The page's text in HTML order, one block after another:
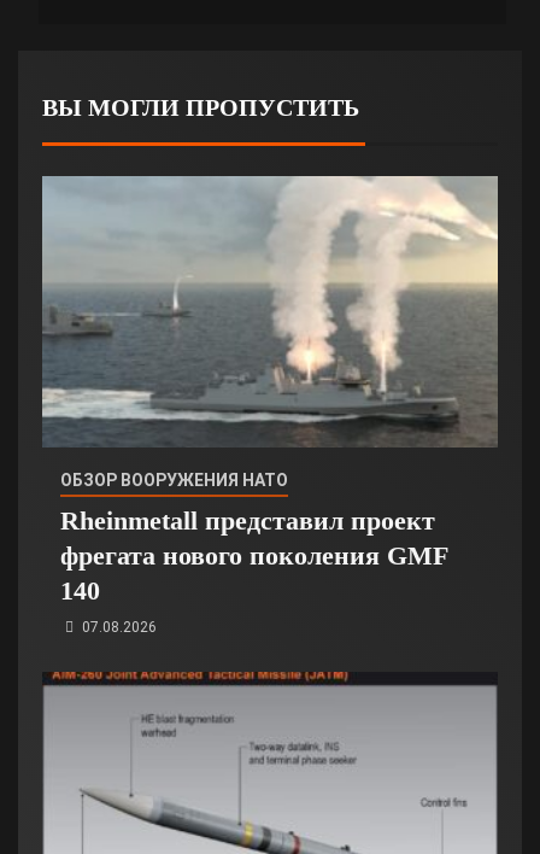
ВЫ МОГЛИ ПРОПУСТИТЬ
ОБЗОР ВООРУЖЕНИЯ НАТО
Rheinmetall представил проект
фрегата нового поколения GMF
140
07.08.2026